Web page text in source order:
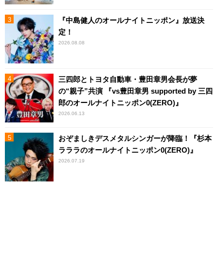
『中島健人のオールナイトニッポン』放送決
定！
2026.08.08
三四郎とトヨタ自動車・豊田章男会長が夢
の“親子”共演 『vs豊田章男 supported by 三四
郎のオールナイトニッポン0(ZERO)』
2026.06.13
おぞましきデスメタルシンガーが降臨！『杉本
ラララのオールナイトニッポン0(ZERO)』
2026.07.19